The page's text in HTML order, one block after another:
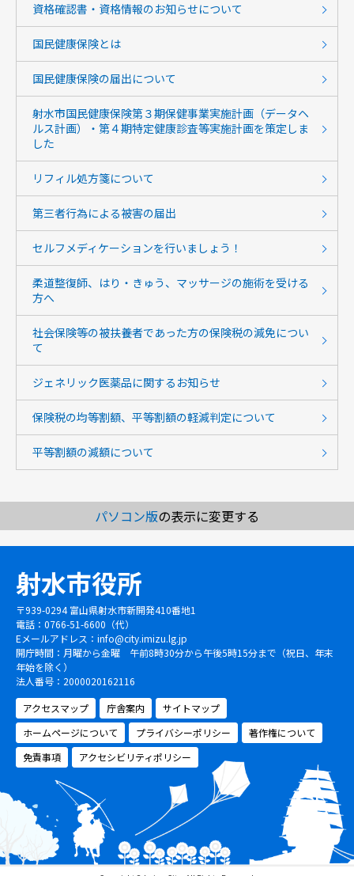
資格確認書・資格情報のお知らせについて
国民健康保険とは
国民健康保険の届出について
射水市国民健康保険第３期保健事業実施計画（データヘ
ルス計画）・第４期特定健康診査等実施計画を策定しま
した
リフィル処方箋について
第三者行為による被害の届出
セルフメディケーションを行いましょう！
柔道整復師、はり・きゅう、マッサージの施術を受ける
方へ
社会保険等の被扶養者であった方の保険税の減免につい
て
ジェネリック医薬品に関するお知らせ
保険税の均等割額、平等割額の軽減判定について
平等割額の減額について
パソコン版の表示に変更する
射水市役所
〒939-0294 富山県射水市新開発410番地1
電話：0766-51-6600（代）
Eメールアドレス： info@city.imizu.lg.jp
開庁時間：月曜から金曜 午前8時30分から午後5時15分まで（祝日、年末
年始を除く）
法人番号：2000020162116
アクセスマップ
庁舎案内
サイトマップ
ホームページについて
プライバシーポリシー
著作権について
免責事項
アクセシビリティポリシー